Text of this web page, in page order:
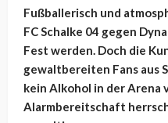
Fußballerisch und
FC Schalke 04 gegen
Fest werden. Doch die
gewaltbereiten Fans aus
kein Alkohol in der
Alarmbereitschaft